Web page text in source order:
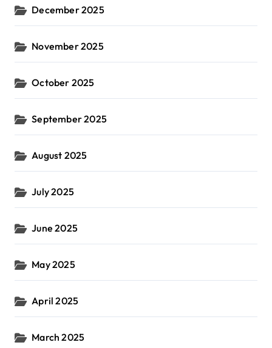
December 2025
November 2025
October 2025
September 2025
August 2025
July 2025
June 2025
May 2025
April 2025
March 2025